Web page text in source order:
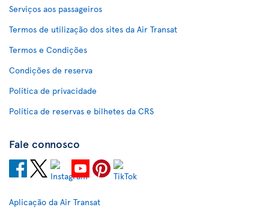
Serviços aos passageiros
Termos de utilização dos sites da Air Transat
Termos e Condições
Condições de reserva
Política de privacidade
Política de reservas e bilhetes da CRS
Fale connosco
Aplicação da Air Transat